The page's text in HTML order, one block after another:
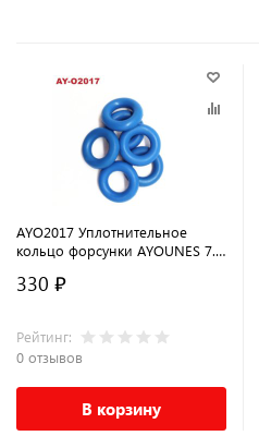
AYO2017 Уплотнительное
кольцо форсунки AYOUNES 7.8
330 ₽
Рейтинг:
0 отзывов
В корзину